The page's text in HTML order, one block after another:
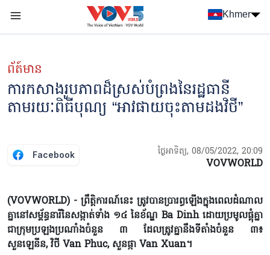
Nhảy đến nội dung
Khmer
ព័ត៍មាន
ការកសាងរូបភាពដ៏ស្រស់បំព្រងនៃរដ្ឋធានី
តាមរយៈពិធីបុណ្យ “អាវផាយចុះតាមដងវិថី”
Facebook ថ្ងៃអាទិត្យ, 08/05/2022, 20:09
VOVWORLD
(VOVWORLD) - ព្រឹត្តិការណ៍នេះ ត្រូវបានប្រារព្ធឡើងក្នុងពេលដំណាល
គ្នានៅសម្ព័ន្ធនារីនៃសង្កាត់ទាំង ១៤ នៃខ័ណ្ឌ Ba Dinh ដោយប្រមូលផ្តុំគ្នា
ជាក្រុមប្រឡងប្រណាំងចំនួន ៣ ដែលត្រូវគ្នានឹងទីតាំងចំនួន ៣៖
សួនឡេនីន, វិថី Van Phuc, សួនផ្កា Van Xuan។